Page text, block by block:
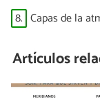
8. Capas de la
Artículos